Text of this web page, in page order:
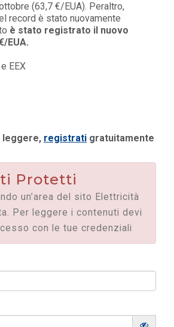
(63,7 €/EUA). Peraltro,
record è stato nuovamente
è stato registrato il nuovo
EUA.
EEX
leggere, registrati gratuitamente
Protetti
un’area del sito Elettricità
Per leggere i contenuti devi
con le tue credenziali